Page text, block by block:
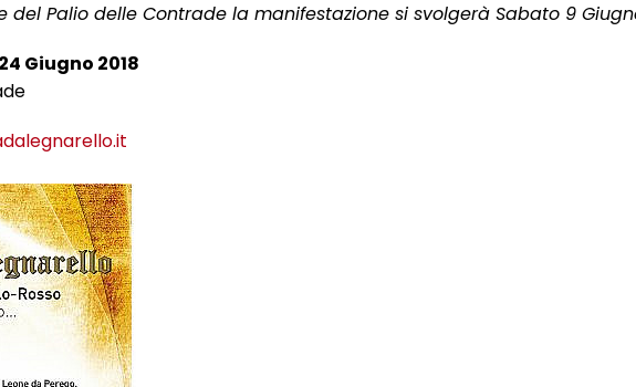
Palio delle Contrade la manifestazione si svolgerà Sabato 9
Giugno 2018